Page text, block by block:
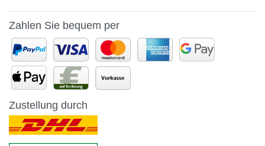
Zahlen Sie bequem per
Zustellung durch